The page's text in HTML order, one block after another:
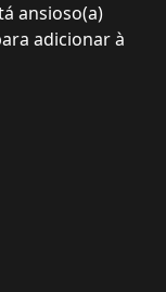
ansioso(a)
adicionar à